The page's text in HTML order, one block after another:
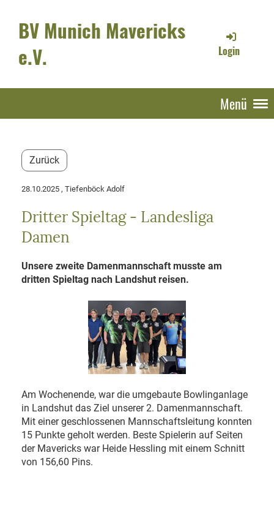
BV Munich Mavericks
e.V.
Login
Menü
Zurück
28.10.2025 , Tiefenböck Adolf
Dritter Spieltag - Landesliga
Damen
Unsere zweite Damenmannschaft musste am
dritten Spieltag nach Landshut reisen.
Am Wochenende, war die umgebaute Bowlinganlage
in Landshut das Ziel unserer 2. Damenmannschaft.
Mit einer geschlossenen Mannschaftsleitung konnten
15 Punkte geholt werden. Beste Spielerin auf Seiten
der Mavericks war Heide Hessling mit einem Schnitt
von 156,60 Pins.